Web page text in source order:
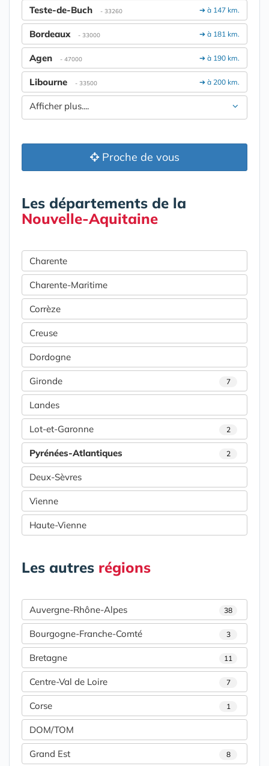
➔ à 147 km.
Teste-de-Buch - 33260
➔ à 181 km.
Bordeaux - 33000
➔ à 190 km.
Agen - 47000
➔ à 200 km.
Libourne - 33500
Afficher plus....
Proche de vous
Les départements de la
Nouvelle-Aquitaine
Charente
Charente-Maritime
Corrèze
Creuse
Dordogne
Gironde 7
Landes
Lot-et-Garonne 2
Pyrénées-Atlantiques 2
Deux-Sèvres
Vienne
Haute-Vienne
Les autres régions
Auvergne-Rhône-Alpes 38
Bourgogne-Franche-Comté 3
Bretagne 11
Centre-Val de Loire 7
Corse 1
DOM/TOM
Grand Est 8